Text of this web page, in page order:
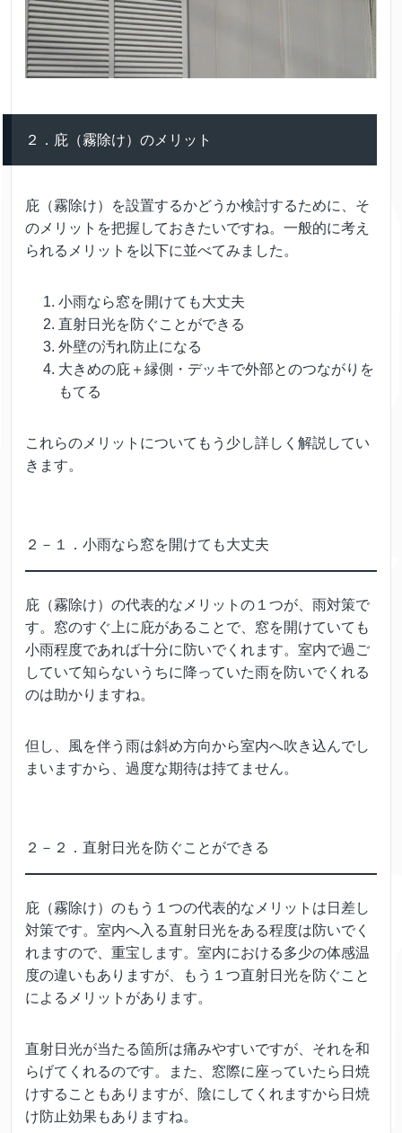
２．庇（霧除け）のメリット
庇（霧除け）を設置するかどうか検討するために、そ
のメリットを把握しておきたいですね。一般的に考え
られるメリットを以下に並べてみました。
小雨なら窓を開けても大丈夫
直射日光を防ぐことができる
外壁の汚れ防止になる
大きめの庇＋縁側・デッキで外部とのつながりを
もてる
これらのメリットについてもう少し詳しく解説してい
きます。
２－１．小雨なら窓を開けても大丈夫
庇（霧除け）の代表的なメリットの１つが、雨対策で
す。窓のすぐ上に庇があることで、窓を開けていても
小雨程度であれば十分に防いでくれます。室内で過ご
していて知らないうちに降っていた雨を防いでくれる
のは助かりますね。
但し、風を伴う雨は斜め方向から室内へ吹き込んでし
まいますから、過度な期待は持てません。
２－２．直射日光を防ぐことができる
庇（霧除け）のもう１つの代表的なメリットは日差し
対策です。室内へ入る直射日光をある程度は防いでく
れますので、重宝します。室内における多少の体感温
度の違いもありますが、もう１つ直射日光を防ぐこと
によるメリットがあります。
直射日光が当たる箇所は痛みやすいですが、それを和
らげてくれるのです。また、窓際に座っていたら日焼
けすることもありますが、陰にしてくれますから日焼
け防止効果もありますね。